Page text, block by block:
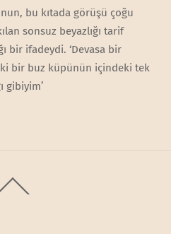
bu kıtada görüşü çoğu
sonsuz beyazlığı tarif
bir ifadeydi. ‘Devasa bir
bir buz küpünün içindeki tek
gibiyim’
To